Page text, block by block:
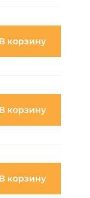
В корзину
В корзину
В корзину